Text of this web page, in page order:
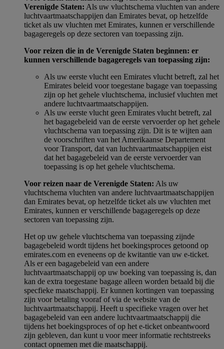
Verenigde Staten: Als uw vluchtschema vluchten van andere
luchtvaartmaatschappijen dan Emirates bevat, op hetzelfde
ticket als uw vluchten met Emirates, kunnen er verschillende
bagageregels op deze sectoren van toepassing zijn.
Voor reizen die in de Verenigde Staten beginnen: er
kunnen verschillende bagageregels van toepassing zijn:
Als uw eerste vlucht een Emirates vlucht betreft, zal het
Emirates beleid voor toegestane bagage van toepassing
zijn op het gehele vluchtschema, inclusief vluchten met
andere luchtvaartmaatschappijen.
Als uw eerste vlucht geen Emirates vlucht betreft, zal
het bagagebeleid van de eerste vervoerder op het gehele
vluchtschema van toepassing zijn. Dit is te wijten aan
de voorschriften van het Amerikaanse Departement
voor Transport, dat van luchtvaartmaatschappijen eist
dat het bagagebeleid van de eerste vervoerder van
toepassing is op het gehele vluchtschema.
Voor reizen naar de Verenigde Staten: Als uw
vluchtschema vluchten van andere luchtvaartmaatschappijen
dan Emirates bevat, op hetzelfde ticket als uw vluchten met
Emirates, kunnen er verschillende bagageregels op deze
sectoren van toepassing zijn.
Het op uw gehele vluchtschema van toepassing zijnde
bagagebeleid wordt tijdens het boekingsproces getoond op
emirates.com en eveneens op de kwitantie van uw e-ticket.
Als er een bagagebeleid van een andere
luchtvaartmaatschappij op uw boeking van toepassing is, dan
kan de extra toegestane bagage alleen worden betaald bij die
specfieke maatschappij. Er kunnen kortingen van toepassing
zijn voor betaling vooraf of via de website van de
luchtvaartmaatschappij. Heeft u specifieke vragen over het
bagagebeleid van een andere luchtvaartmaatschappij die
tijdens het boekingsproces of op het e-ticket onbeantwoord
zijn gebleven, dan kunt u voor meer informatie rechtstreeks
contact opnemen met die maatschappij.